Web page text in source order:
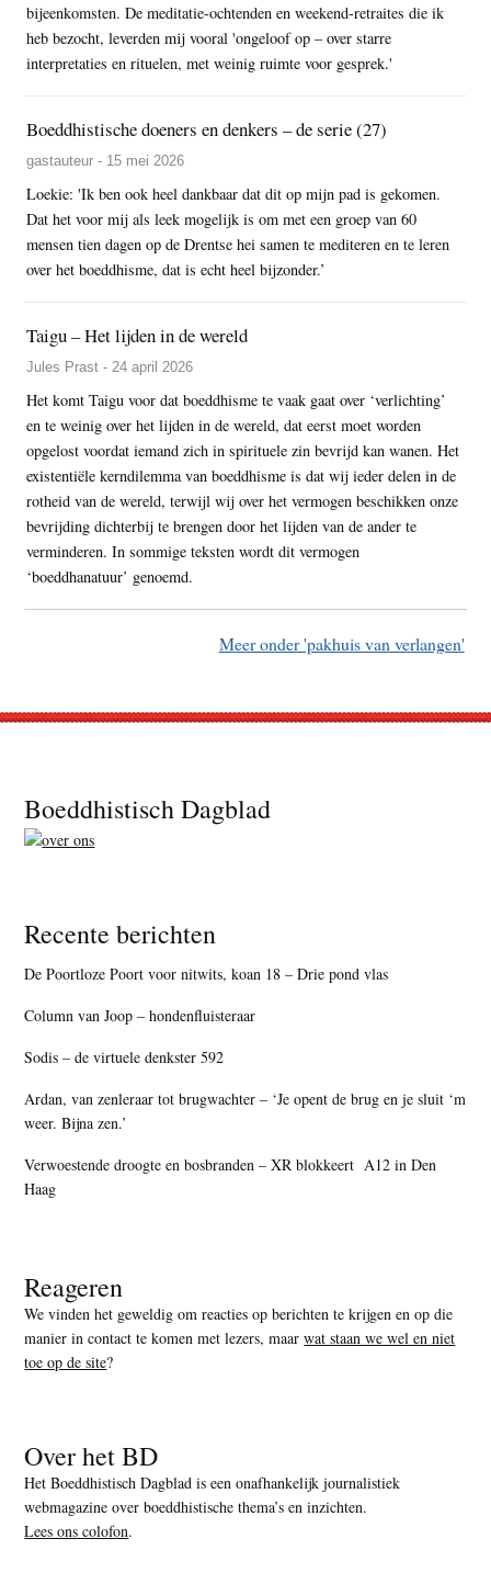
bijeenkomsten. De meditatie-ochtenden en weekend-retraites die ik
heb bezocht, leverden mij vooral 'ongeloof op – over starre
interpretaties en rituelen, met weinig ruimte voor gesprek.'
Boeddhistische doeners en denkers – de serie (27)
gastauteur - 15 mei 2026
Loekie: 'Ik ben ook heel dankbaar dat dit op mijn pad is gekomen.
Dat het voor mij als leek mogelijk is om met een groep van 60
mensen tien dagen op de Drentse hei samen te mediteren en te leren
over het boeddhisme, dat is echt heel bijzonder.’
Taigu – Het lijden in de wereld
Jules Prast - 24 april 2026
Het komt Taigu voor dat boeddhisme te vaak gaat over ‘verlichting’
en te weinig over het lijden in de wereld, dat eerst moet worden
opgelost voordat iemand zich in spirituele zin bevrijd kan wanen. Het
existentiële kerndilemma van boeddhisme is dat wij ieder delen in de
rotheid van de wereld, terwijl wij over het vermogen beschikken onze
bevrijding dichterbij te brengen door het lijden van de ander te
verminderen. In sommige teksten wordt dit vermogen
‘boeddhanatuur’ genoemd.
Meer onder 'pakhuis van verlangen'
Footer
Boeddhistisch Dagblad
Recente berichten
De Poortloze Poort voor nitwits, koan 18 – Drie pond vlas
Column van Joop – hondenfluisteraar
Sodis – de virtuele denkster 592
Ardan, van zenleraar tot brugwachter – ‘Je opent de brug en je sluit ‘m
weer. Bijna zen.’
Verwoestende droogte en bosbranden – XR blokkeert A12 in Den
Haag
Reageren
We vinden het geweldig om reacties op berichten te krijgen en op die
manier in contact te komen met lezers, maarwat staan we wel en niet
toe op de site?
Over het BD
Het Boeddhistisch Dagblad is een onafhankelijk journalistiek
webmagazine over boeddhistische thema’s en inzichten.
Lees ons colofon.